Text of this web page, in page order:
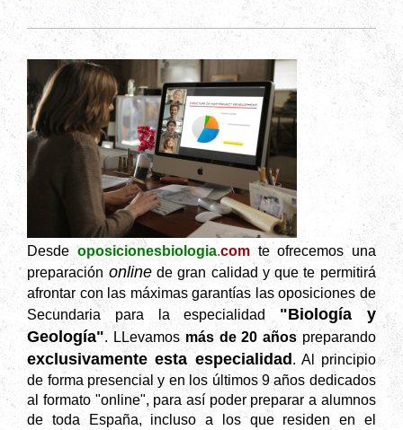
Desde oposicionesbiologia.com te ofrecemos una
preparación online de gran calidad y que te permitirá
afrontar con las máximas garantías las oposiciones de
Secundaria para la especialidad
"Biología y
Geología". LLevamos más de 20 añospreparando
exclusivamente esta especialidad. Al principio
de forma presencial y en los últimos 9 años dedicados
al formato "online", para así poder preparar a alumnos
de toda España, incluso a los que residen en el